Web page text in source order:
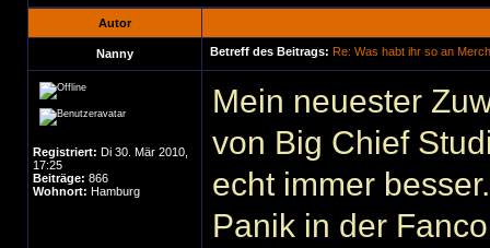
Autor
Nanny Betreff des Beitrags: Re: Was habt ihr so an
Registriert: Di 30. Mär 2010,
17:25
Beiträge: 866
Wohnort: Hamburg
Mein neuester
von Big Chief
echt immer
Panik in der